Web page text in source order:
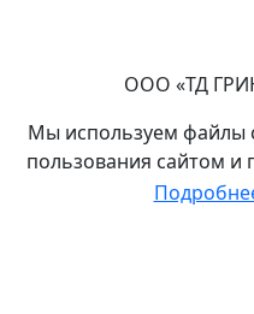
ООО «ТД
Мы используем файлы
пользования сайтом и